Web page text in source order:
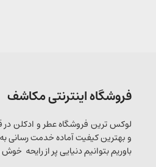
فروشگاه اینترنتی مکاشف
لوکس ترین فروشگاه عطر و ادکلن در
و بهترین کیفیت آماده خدمت رسانی
باوریم بتوانیم دنیایی پر از رایحه خوش